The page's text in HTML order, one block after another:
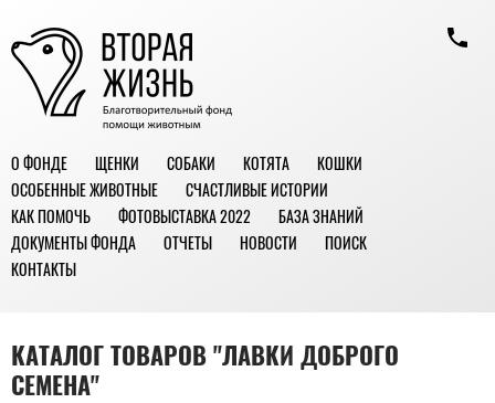
О ФОНДЕ ЩЕНКИ СОБАКИ КОТЯТА
КОШКИ
ОСОБЕННЫЕ ЖИВОТНЫЕ
СЧАСТЛИВЫЕ ИСТОРИИ
КАК ПОМОЧЬ
ФОТОВЫСТАВКА 2022
БАЗА ЗНАНИЙ
ДОКУМЕНТЫ ФОНДА
ОТЧЕТЫ НОВОСТИ
ПОИСК
КОНТАКТЫ
КАТАЛОГ ТОВАРОВ "ЛАВКИ ДОБРОГО
СЕМЕНА"